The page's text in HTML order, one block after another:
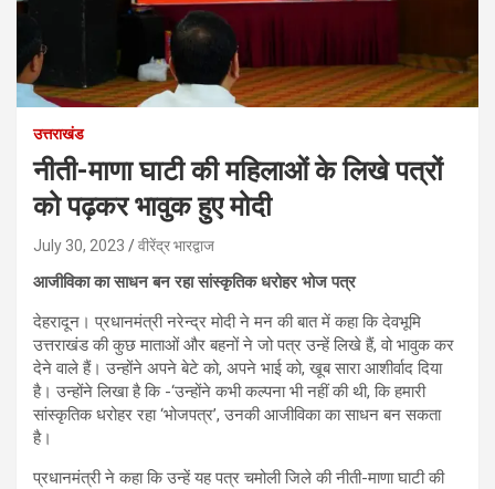
उत्तराखंड
नीती-माणा घाटी की महिलाओं के लिखे पत्रों
को पढ़कर भावुक हुए मोदी
July 30, 2023 वीरेंद्र भारद्वाज
आजीविका का साधन बन रहा सांस्कृतिक धरोहर भोज पत्र
देहरादून। प्रधानमंत्री नरेन्द्र मोदी ने मन की बात में कहा कि देवभूमि
उत्तराखंड की कुछ माताओं और बहनों ने जो पत्र उन्हें लिखे हैं, वो भावुक कर
देने वाले हैं। उन्होंने अपने बेटे को, अपने भाई को, खूब सारा आशीर्वाद दिया
है। उन्होंने लिखा है कि -‘उन्होंने कभी कल्पना भी नहीं की थी, कि हमारी
सांस्कृतिक धरोहर रहा ‘भोजपत्र’, उनकी आजीविका का साधन बन सकता
है।
प्रधानमंत्री ने कहा कि उन्हें यह पत्र चमोली जिले की नीती-माणा घाटी की